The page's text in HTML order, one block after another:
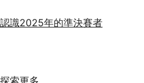
認識2025年的準決賽者
探索更多